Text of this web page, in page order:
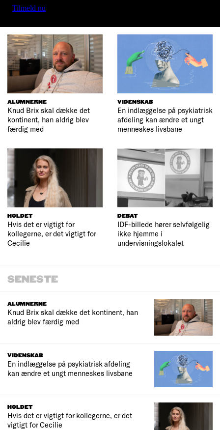
Tilmeld nu
ALUMNERNE
Knud Brix skal dække det
kontinent, han aldrig blev
færdig med
VIDENSKAB
En indlæggelse på psykiatrisk
afdeling kan ændre et ungt
menneskes livsbane
HOLDET
Hvis det er vigtigt for
kollegerne, er det vigtigt for
Cecilie
DEBAT
IDF-billede hører selvfølgelig
ikke hjemme i
undervisningslokalet
SENESTE
ALUMNERNE
Knud Brix skal dække det kontinent, han
aldrig blev færdig med
VIDENSKAB
En indlæggelse på psykiatrisk afdeling
kan ændre et ungt menneskes livsbane
HOLDET
Hvis det er vigtigt for kollegerne, er det
vigtigt for Cecilie